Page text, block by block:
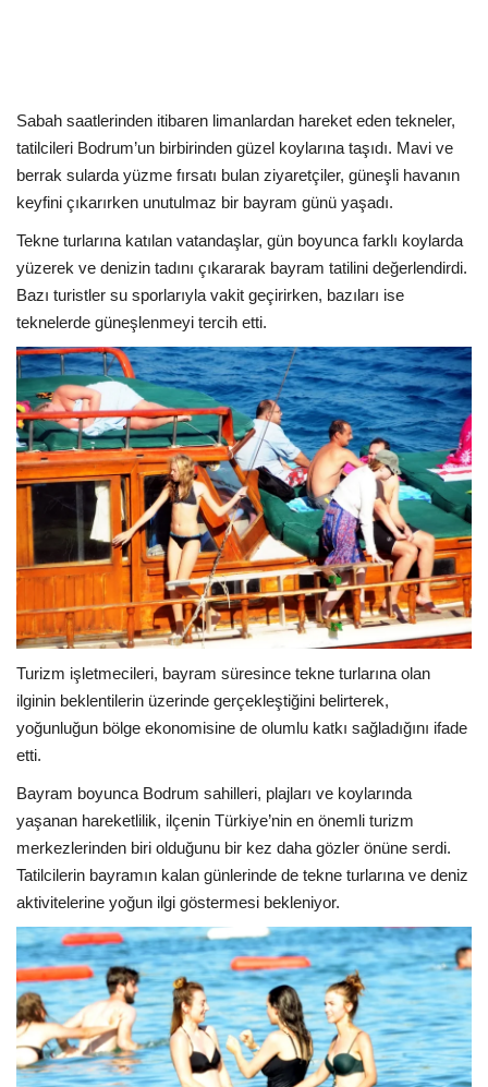
Ekonomi
Gündem
Sabah saatlerinden itibaren limanlardan hareket eden tekneler,
tatilcileri Bodrum’un birbirinden güzel koylarına taşıdı. Mavi ve
berrak sularda yüzme fırsatı bulan ziyaretçiler, güneşli havanın
keyfini çıkarırken unutulmaz bir bayram günü yaşadı.
Tekne turlarına katılan vatandaşlar, gün boyunca farklı koylarda
yüzerek ve denizin tadını çıkararak bayram tatilini değerlendirdi.
Bazı turistler su sporlarıyla vakit geçirirken, bazıları ise
teknelerde güneşlenmeyi tercih etti.
Turizm işletmecileri, bayram süresince tekne turlarına olan
ilginin beklentilerin üzerinde gerçekleştiğini belirterek,
yoğunluğun bölge ekonomisine de olumlu katkı sağladığını ifade
etti.
Bayram boyunca Bodrum sahilleri, plajları ve koylarında
yaşanan hareketlilik, ilçenin Türkiye’nin en önemli turizm
merkezlerinden biri olduğunu bir kez daha gözler önüne serdi.
Tatilcilerin bayramın kalan günlerinde de tekne turlarına ve deniz
aktivitelerine yoğun ilgi göstermesi bekleniyor.